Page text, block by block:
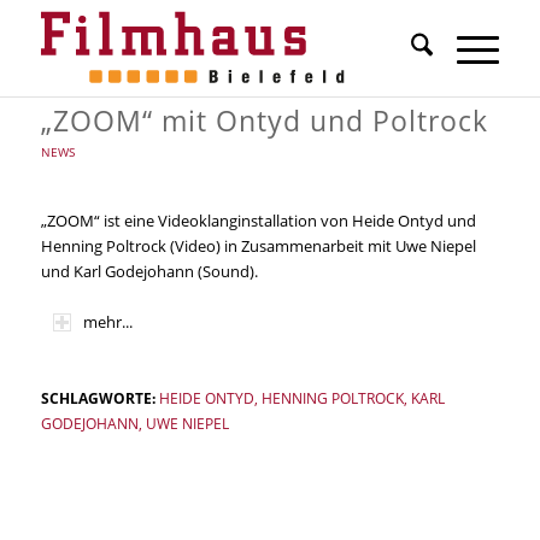
„ZOOM“ mit Ontyd und Poltrock
NEWS
„ZOOM“ ist eine Videoklanginstallation von Heide Ontyd und
Henning Poltrock (Video) in Zusammenarbeit mit Uwe Niepel
und Karl Godejohann (Sound).
mehr...
SCHLAGWORTE: HEIDE ONTYD HENNING POLTROCK, KARL
GODEJOHANN UWE NIEPEL